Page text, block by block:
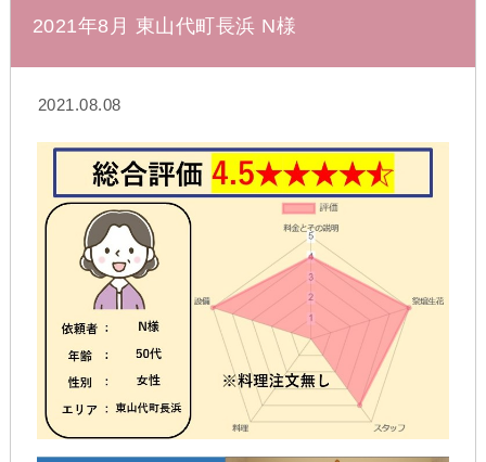
2021年8月 東山代町長浜 N様
2021.08.08